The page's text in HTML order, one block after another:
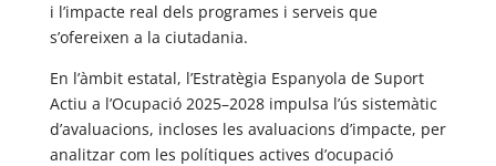
i l’impacte real dels programes i serveis que
s’ofereixen a la ciutadania.
En l’àmbit estatal, l’Estratègia Espanyola de Suport
Actiu a l’Ocupació 2025–2028 impulsa l’ús sistemàtic
d’avaluacions, incloses les avaluacions d’impacte, per
analitzar com les polítiques actives d’ocupació